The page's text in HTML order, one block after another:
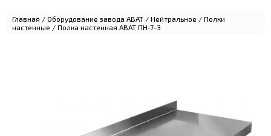
Главная / Оборудование завода ABAT / Нейтральное / Полки
настенные / Полка настенная ABAT ПН-7-3